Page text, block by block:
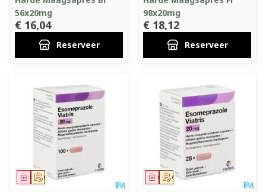
56x20mg
€ 16,04
Reserveer
98x20mg
€ 18,12
Reserveer
Op voorschrift
Geneesmiddel Op voorschrift
Geneesmiddel